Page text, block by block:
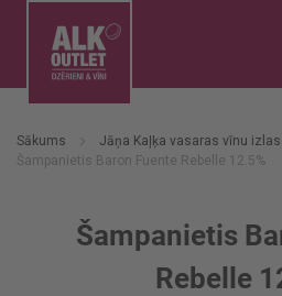
Sākums
Jāņa Kaļķa vasaras vīnu
Šampanietis Baron Fuente Rebelle 12.5%
Šampanietis
Rebelle